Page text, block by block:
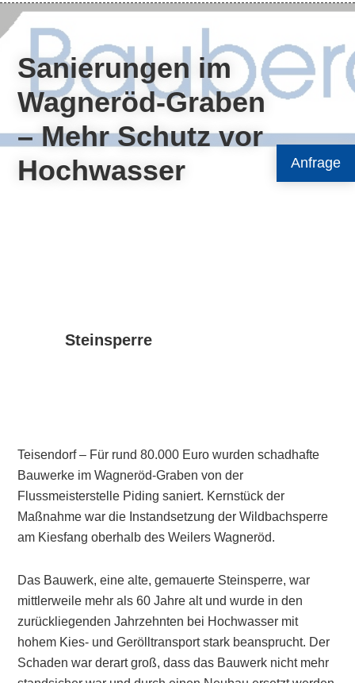
Anfrage
Sanierungen im
Wagneröd-Graben
– Mehr Schutz vor
Hochwasser
Steinsperre
Teisendorf – Für rund 80.000 Euro wurden schadhafte
Bauwerke im Wagneröd-Graben von der
Flussmeisterstelle Piding saniert. Kernstück der
Maßnahme war die Instandsetzung der Wildbachsperre
am Kiesfang oberhalb des Weilers Wagneröd.
Das Bauwerk, eine alte, gemauerte Steinsperre, war
mittlerweile mehr als 60 Jahre alt und wurde in den
zurückliegenden Jahrzehnten bei Hochwasser mit
hohem Kies- und Gerölltransport stark beansprucht. Der
Schaden war derart groß, dass das Bauwerk nicht mehr